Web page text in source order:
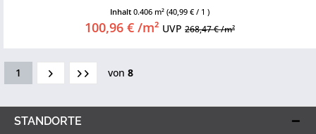
Inhalt 0.406 m² (40,99 € / 1 )
100,96 € /m² UVP 268,47 € /m²
1 von 8
STANDORTE